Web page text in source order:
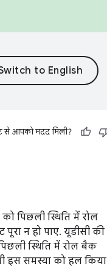
से आपको मदद मिली?
पिछली स्थिति में रोल
न हो पाए. यूडीसी की
स्थिति में रोल बैक
इस समस्या को हल किया